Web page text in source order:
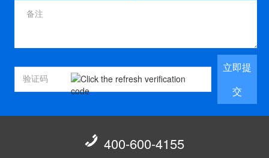
立即提
交
 400-600-4155